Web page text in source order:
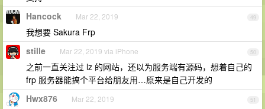
49
Hancock Mar 22, 2019
我想要 Sakura Frp
50
stille Mar 22, 2019 via iPhone
之前一直关注过 lz 的网站，还以为服务端有源码，想着自己的
frp 服务器能搞个平台给朋友用…原来是自己开发的
51
Hwx876 Mar 22, 2019